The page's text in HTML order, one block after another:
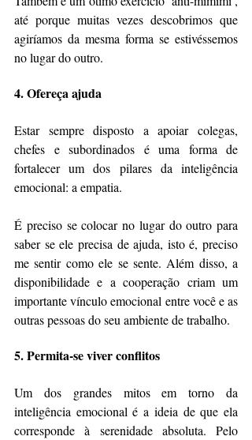
até porque muitas vezes descobrimos que
agiríamos da mesma forma se estivéssemos
no lugar do outro.
4. Ofereça ajuda
Estar sempre disposto a apoiar colegas,
chefes e subordinados é uma forma de
fortalecer um dos pilares da inteligência
emocional: a empatia.
É preciso se colocar no lugar do outro para
saber se ele precisa de ajuda, isto é, preciso
me sentir como ele se sente. Além disso, a
disponibilidade e a cooperação criam um
importante vínculo emocional entre você e as
outras pessoas do seu ambiente de trabalho.
5. Permita-se viver conflitos
Um dos grandes mitos em torno da
inteligência emocional é a ideia de que ela
corresponde à serenidade absoluta. Pelo